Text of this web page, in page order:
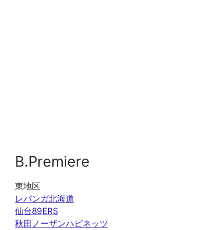
B.Premiere
東地区
レバンガ北海道
仙台89ERS
秋田ノーザンハピネッツ